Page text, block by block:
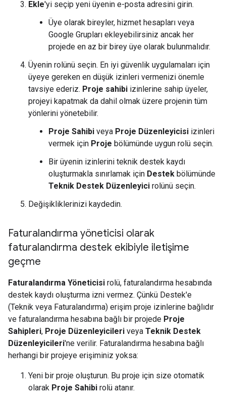
Ekle'yi seçip yeni üyenin e-posta adresini girin.
Üye olarak bireyler, hizmet hesapları veya
Google Grupları ekleyebilirsiniz ancak her
projede en az bir birey üye olarak bulunmalıdır.
Üyenin rolünü seçin. En iyi güvenlik uygulamaları için
üyeye gereken en düşük izinleri vermenizi önemle
tavsiye ederiz. Proje sahibi izinlerine sahip üyeler,
projeyi kapatmak da dahil olmak üzere projenin tüm
yönlerini yönetebilir.
Proje Sahibi veya Proje Düzenleyicisi izinleri
vermek için Proje bölümünde uygun rolü seçin.
Bir üyenin izinlerini teknik destek kaydı
oluşturmakla sınırlamak için Destek bölümünde
Teknik Destek Düzenleyici rolünü seçin.
Değişikliklerinizi kaydedin.
Faturalandırma yöneticisi olarak
faturalandırma destek ekibiyle iletişime
geçme
Faturalandırma Yöneticisi rolü, faturalandırma hesabında
destek kaydı oluşturma izni vermez. Çünkü Destek'e
(Teknik veya Faturalandırma) erişim proje izinlerine bağlıdır
ve faturalandırma hesabına bağlı bir projede Proje
Sahipleri, Proje Düzenleyicileri veya Teknik Destek
Düzenleyicileri'ne verilir. Faturalandırma hesabına bağlı
herhangi bir projeye erişiminiz yoksa:
Yeni bir proje oluşturun. Bu proje için size otomatik
olarak Proje Sahibi rolü atanır.